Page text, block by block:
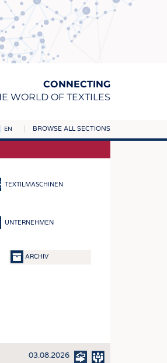
CONNECTING
WORLD OF TEXTILES
EN BROWSE ALL SECTIONS
TEXTILMASCHINEN
UNTERNEHMEN
ARCHIV
03.08.2026